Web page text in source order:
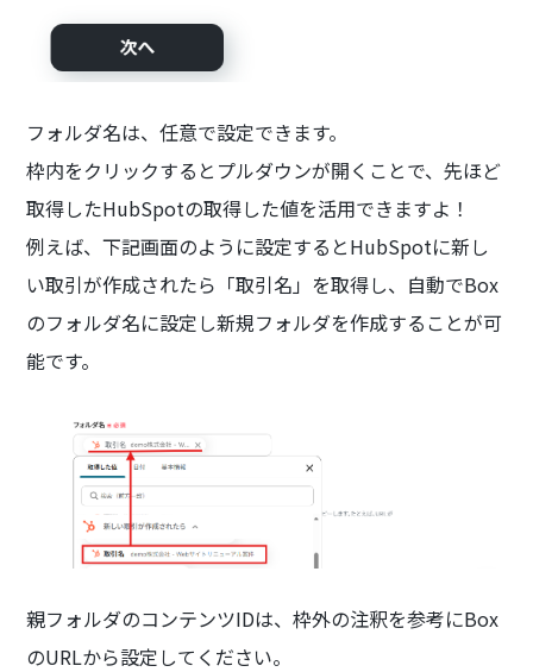
フォルダ名は、任意で設定できます。
枠内をクリックするとプルダウンが開くことで、先ほど
取得したHubSpotの取得した値を活用できますよ！
例えば、下記画面のように設定するとHubSpotに新し
い取引が作成されたら「取引名」を取得し、自動でBox
のフォルダ名に設定し新規フォルダを作成することが可
能です。
親フォルダのコンテンツIDは、枠外の注釈を参考にBox
のURLから設定してください。